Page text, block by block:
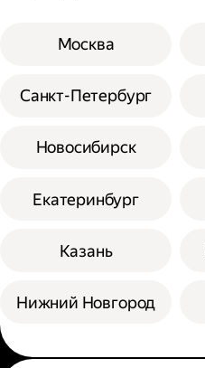
Москва
Санкт-Петербург
Новосибирск
Екатеринбург
Казань
Нижний Новгород